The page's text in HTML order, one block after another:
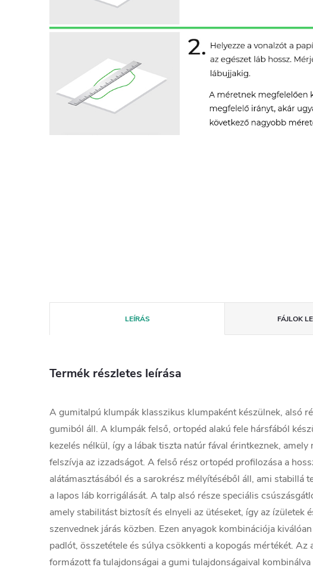
LEÍRÁS FÁJLOK
Termék részletes leírása
A gumitalpú klumpák klasszikus klumpaként készülnek, alsó
gumiból áll. A klumpák felső, ortopéd alakú fele hársfából
kezelés nélkül, így a lábak tiszta natúr fával érintkeznek, amely
felszívja az izzadságot. A felső rész ortopéd profilozása a
alátámasztásából és a sarokrész mélyítéséből áll, ami stabillá
a lapos láb korrigálását. A talp alsó része speciális
amely stabilitást biztosít és elnyeli az ütéseket, így az ízületek
szenvednek járás közben. Ezen anyagok kombinációja
padlót, összetétele és súlya csökkenti a kopogás mértékét. Az
formázott fa tulajdonságai a gumi tulajdonságaival kombinálva